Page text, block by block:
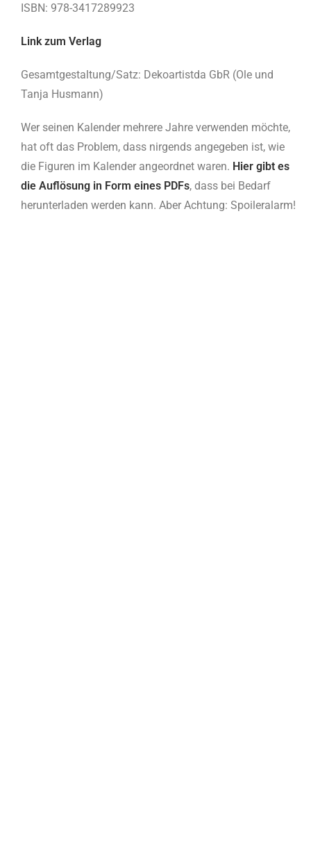
ISBN: 978-3417289923
Link zum Verlag
Gesamtgestaltung/Satz: Dekoartistda GbR (Ole und
Tanja Husmann)
Wer seinen Kalender mehrere Jahre verwenden möchte,
hat oft das Problem, dass nirgends angegeben ist, wie
die Figuren im Kalender angeordnet waren. Hier gibt es
die Auflösung in Form eines PDFs, dass bei Bedarf
herunterladen werden kann. Aber Achtung: Spoileralarm!